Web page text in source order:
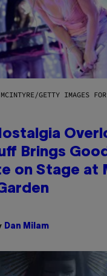
GETTY IMAGES
Brings Good
on Stage at
Dan Milam